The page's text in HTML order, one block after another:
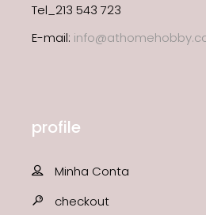
Tel_213 543 723
E-mail:
profile
Minha Conta
checkout